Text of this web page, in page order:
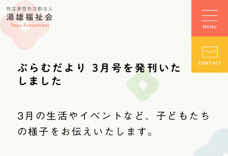
ぷらむだより 3月号を発刊いた
しました
3月の生活やイベントなど、子どもたち
の様子をお伝えいたします。